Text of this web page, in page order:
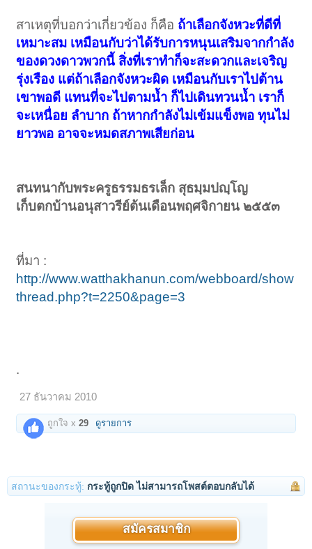
สาเหตุที่บอกว่าเกี่ยวข้อง ก็คือ ถ้าเลือกจังหวะที่ดีที่
เหมาะสม เหมือนกับว่าได้รับการหนุนเสริมจากกำลัง
ของดวงดาวพวกนี้ สิ่งที่เราทำก็จะสะดวกและเจริญ
รุ่งเรือง แต่ถ้าเลือกจังหวะผิด เหมือนกับเราไปต้าน
เขาพอดี แทนที่จะไปตามน้ำ ก็ไปเดินทวนน้ำ เราก็
จะเหนื่อย ลำบาก ถ้าหากกำลังไม่เข้มแข็งพอ ทุนไม่
ยาวพอ อาจจะหมดสภาพเสียก่อน
สนทนากับพระครูธรรมธรเล็ก สุธมฺมปญฺโญ
เก็บตกบ้านอนุสาวรีย์ต้นเดือนพฤศจิกายน ๒๕๕๓
ที่มา :
http://www.watthakhanun.com/webboard/show
thread.php?t=2250&page=3
.
27 ธันวาคม 2010
ถูกใจ x29 ดูรายการ
สถานะของกระทู้: กระทู้ถูกปิด ไม่สามารถโพสต์ตอบกลับได้
สมัครสมาชิก